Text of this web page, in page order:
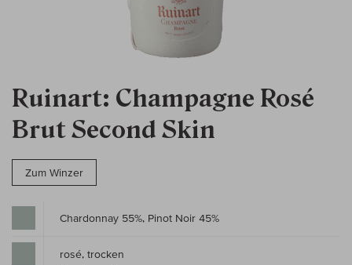
Ruinart: Champagne Rosé
Brut Second Skin
Zum Winzer
Chardonnay 55%, Pinot Noir 45%
rosé, trocken